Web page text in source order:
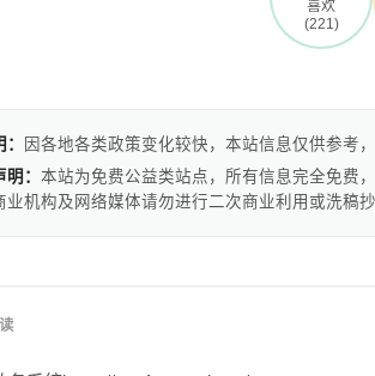
喜欢
(221)
因各地各类政策变化较快，本站信息仅供参考
： 本站为免费公益类站点，所有信息完全免费
业机构及网络媒体请勿进行二次商业利用或洗稿